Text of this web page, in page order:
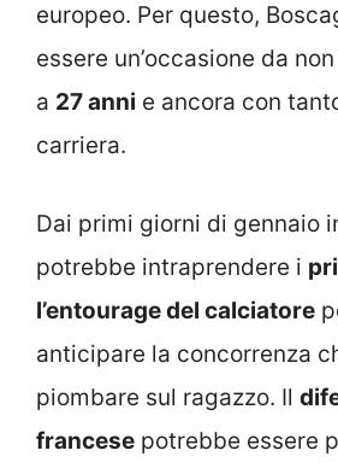
europeo. Per questo,
essere un’occasione da
a 27 anni e ancora con
carriera.
Dai primi giorni di gennaio
potrebbe intraprendere i
l’entourage del calciatore
anticipare la concorrenza
piombare sul ragazzo. Il
francese potrebbe essere